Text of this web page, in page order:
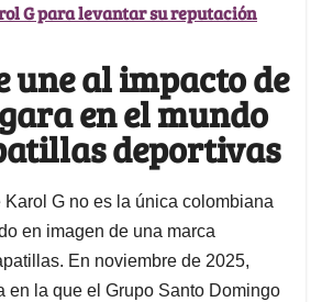
G para levantar su reputación
une al impacto de
en el mundo
deportivas
G no es la única colombiana
en imagen de una marca
En noviembre de 2025,
en la que el Grupo Santo Domingo